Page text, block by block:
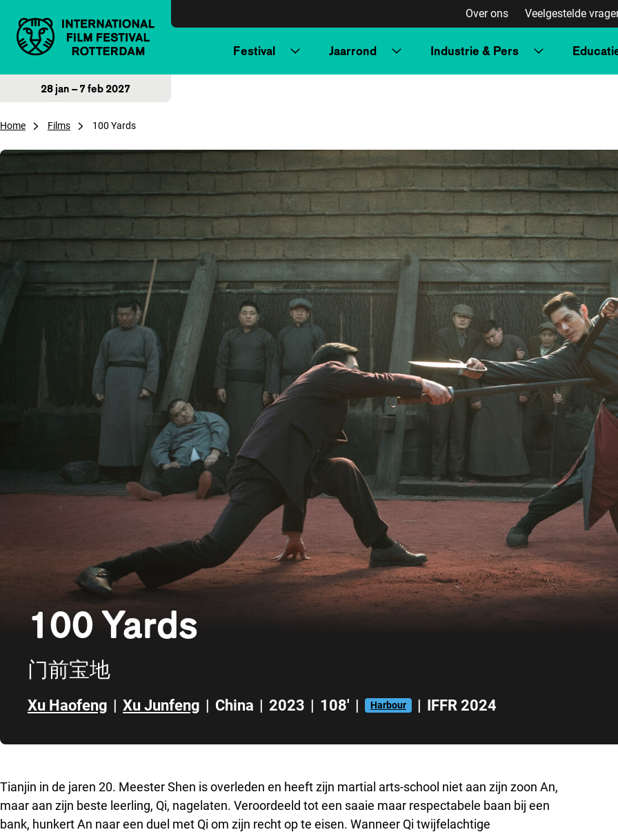
Over ons Veelgestelde
Festival Jaarrond Industrie & Pers
28 jan – 7 feb 2027
Home Films 100 Yards
100 Yards
门前宝地
Xu Haofeng | Xu Junfeng | China | 2023 | 108' | Harbour | IFFR 2024
Tianjin in de jaren 20. Meester Shen is overleden en heeft zijn martial arts-school niet aan zijn zoon An,
maar aan zijn beste leerling, Qi, nagelaten. Veroordeeld tot een saaie maar respectabele baan bij een
bank, hunkert An naar een duel met Qi om zijn recht op te eisen. Wanneer Qi twijfelachtige